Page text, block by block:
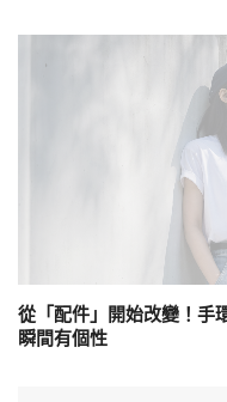
從「配件」開始改變！手
瞬間有個性